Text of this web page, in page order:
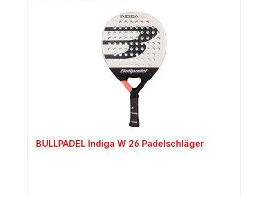
BULLPADEL Indiga W 26 Padelschläger